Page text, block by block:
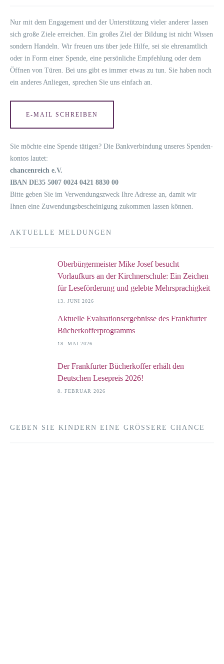
Nur mit dem Enga­ge­ment und der Unter­stüt­zung vie­ler ande­rer las­sen
sich gro­ße Zie­le errei­chen. Ein gro­ßes Ziel der Bil­dung ist nicht Wis­sen
son­dern Han­deln. Wir freu­en uns über jede Hil­fe, sei sie ehren­amt­lich
oder in Form einer Spen­de, eine per­sön­li­che Emp­feh­lung oder dem
Öff­nen von Türen. Bei uns gibt es immer etwas zu tun. Sie haben noch
ein ande­res Anlie­gen, spre­chen Sie uns ein­fach an.
E‑MAIL SCHREI­BEN
Sie möch­te eine Spen­de täti­gen? Die Bank­ver­bin­dung unse­res Spen­den­
kon­tos lautet:
chan­cen­reich e.V.
IBAN DE35 5007 0024 0421 8830 00
Bit­te geben Sie im Ver­wen­dungs­zweck Ihre Adres­se an, damit wir
Ihnen eine Zuwen­dungs­be­schei­ni­gung zukom­men las­sen können.
AKTUELLE MELDUNGEN
Oberbürgermeister Mike Josef besucht
Vorlaufkurs an der Kirchnerschule: Ein Zeichen
für Leseförderung und gelebte Mehrsprachigkeit
13. JUNI 2026
Aktuelle Evaluationsergebnisse des Frankfurter
Bücherkofferprogramms
18. MAI 2026
Der Frankfurter Bücherkoffer erhält den
Deutschen Lesepreis 2026!
8. FEBRUAR 2026
GEBEN SIE KINDERN EINE GRÖSSERE CHANCE